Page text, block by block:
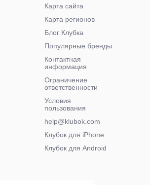
Карта сайта
Карта регионов
Блог Клубка
Популярные бренды
Контактная
информация
Ограничение
ответственности
Условия
пользования
help@klubok.com
Клубок для iPhone
Клубок для Android